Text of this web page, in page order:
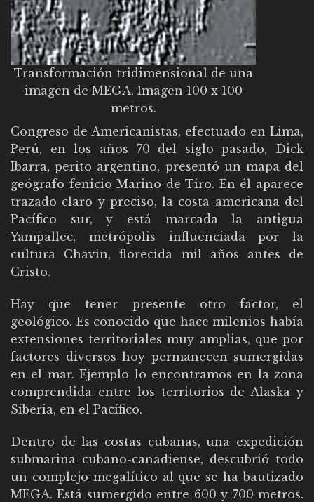
Transformación tridimensional de una
imagen de MEGA. Imagen 100 x 100
metros.
Congreso de Americanistas, efectuado en Lima,
Perú, en los años 70 del siglo pasado, Dick
Ibarra, perito argentino, presentó un mapa del
geógrafo fenicio Marino de Tiro. En él aparece
trazado claro y preciso, la costa americana del
Pacífico sur, y está marcada la antigua
Yampallec, metrópolis influenciada por la
cultura Chavin, florecida mil años antes de
Cristo.
Hay que tener presente otro factor, el
geológico. Es conocido que hace milenios había
extensiones territoriales muy amplias, que por
factores diversos hoy permanecen sumergidas
en el mar. Ejemplo lo encontramos en la zona
comprendida entre los territorios de Alaska y
Siberia, en el Pacífico.
Dentro de las costas cubanas, una expedición
submarina cubano-canadiense, descubrió todo
un complejo megalítico al que se ha bautizado
MEGA. Está sumergido entre 600 y 700 metros.